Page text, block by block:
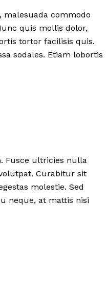
commodo
quis mollis dolor,
tortor facilisis quis.
sodales. Etiam lobortis
Fusce ultricies nulla
Curabitur sit
molestie. Sed
neque, at mattis nisi